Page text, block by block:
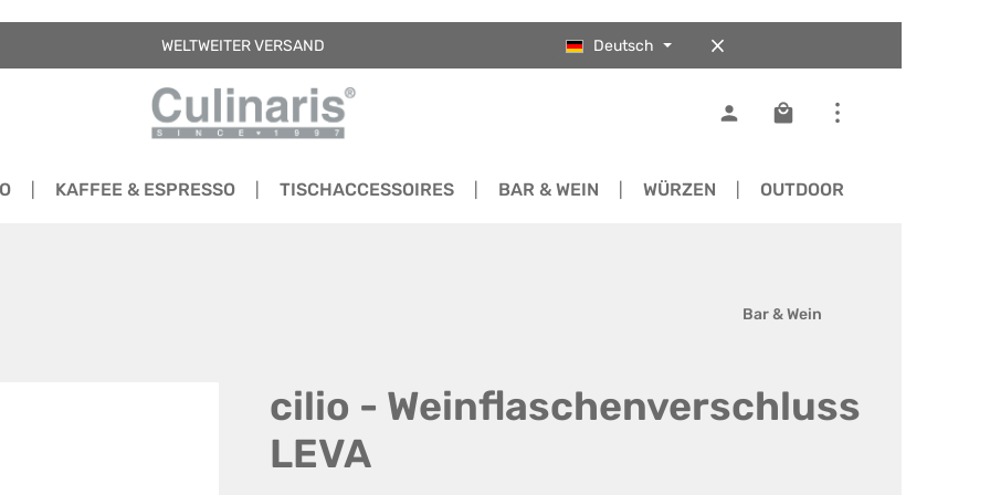
WELTWEITER VERSAND Deutsch
Warenkorb enthält 0
KAFFEE & ESPRESSO TISCHACCESSOIRES BAR & WEIN WÜRZEN OUTDOOR
Bar & Wein
cilio - Weinflaschenverschluss
LEVA